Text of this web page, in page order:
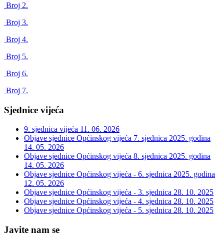
Broj 2.
Broj 3.
Broj 4.
Broj 5.
Broj 6.
Broj 7.
Sjednice vijeća
9. sjednica vijeća 11. 06. 2026
Objave sjednice Općinskog vijeća 7. sjednica 2025. godina
14. 05. 2026
Objave sjednice Općinskog vijeća 8. sjednica 2025. godina
14. 05. 2026
Objave sjednice Općinskog vijeća - 6. sjednica 2025. godina
12. 05. 2026
Objave sjednice Općinskog vijeća - 3. sjednica 28. 10. 2025
Objave sjednice Općinskog vijeća - 4. sjednica 28. 10. 2025
Objave sjednice Općinskog vijeća - 5. sjednica 28. 10. 2025
Javite nam se